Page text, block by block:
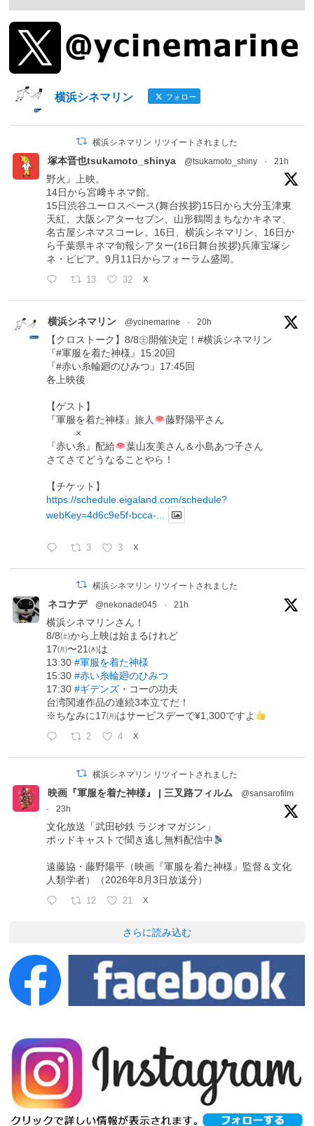
横浜シネマリン フォロー
横浜シネマリン リツイートされました
塚本晋也tsukamoto_shinya @tsukamoto_shiny · 21h
野火』上映。
14日から宮﨑キネマ館。
15日渋谷ユーロスペース(舞台挨拶)15日から大分玉津東
天紅、大阪シアターセブン、山形鶴岡まちなかキネマ、
名古屋シネマスコーレ。16日、横浜シネマリン、16日か
ら千葉県キネマ旬報シアター(16日舞台挨拶)兵庫宝塚シ
ネ・ピピア。9月11日からフォーラム盛岡。
13 32 X
横浜シネマリン @ycinemarine · 20h
【クロストーク】8/8㊏開催決定！#横浜シネマリン
『#軍服を着た神様』15:20回
『#赤い糸輪廻のひみつ』17:45回
各上映後
【ゲスト】
『軍服を着た神様』旅人
藤野陽平さん
×
『赤い糸』配給
葉山友美さん＆小島あつ子さん
さてさてどうなることやら！
【チケット】
https://schedule.eigaland.com/schedule?
webKey=4d6c9e5f-bcca-...
3 3 X
横浜シネマリン リツイートされました
ネコナデ @nekonade045 · 21h
横浜シネマリンさん！
8/8㈯から上映は始まるけれど
17㈪〜21㈭は
13:30#軍服を着た神様
15:30#赤い糸輪廻のひみつ
17:30#ギデンズ ・コーの功夫
台湾関連作品の連続3本立てだ！
※ちなみに17㈪はサービスデーで¥1,300ですよ
2 4 X
横浜シネマリン リツイートされました
映画『軍服を着た神様』 | 三叉路フィルム
@sansarofilm
·
23h
文化放送「武田砂鉄 ラジオマガジン」
ポッドキャストで聞き逃し無料配信中
遠藤協・藤野陽平（映画『軍服を着た神様』監督＆文化
人類学者）（2026年8月3日放送分）
12 21 X
さらに読み込む